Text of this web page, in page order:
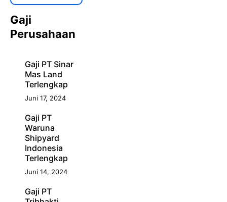
Gaji
Perusahaan
Gaji PT Sinar
Mas Land
Terlengkap
Juni 17, 2024
Gaji PT
Waruna
Shipyard
Indonesia
Terlengkap
Juni 14, 2024
Gaji PT